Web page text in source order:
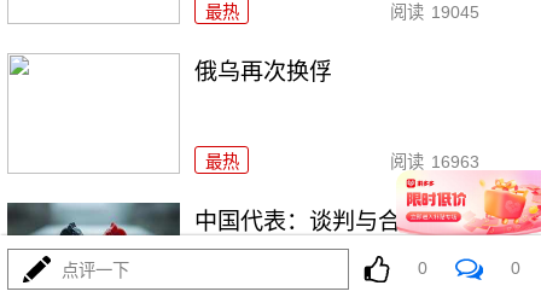
最热 阅读 19045
俄乌再次换俘
最热 阅读 16963
中国代表：谈判与合作才是解决
伊核问题的正确途径
点评一下 0 0